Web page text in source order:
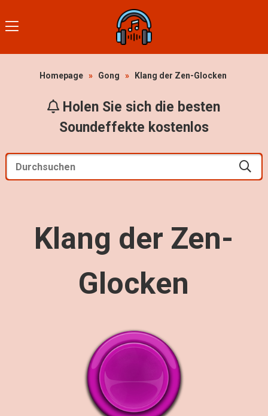
Homepage » Gong » Klang der Zen-Glocken
Holen Sie sich die besten
Soundeffekte kostenlos
Klang der Zen-
Glocken